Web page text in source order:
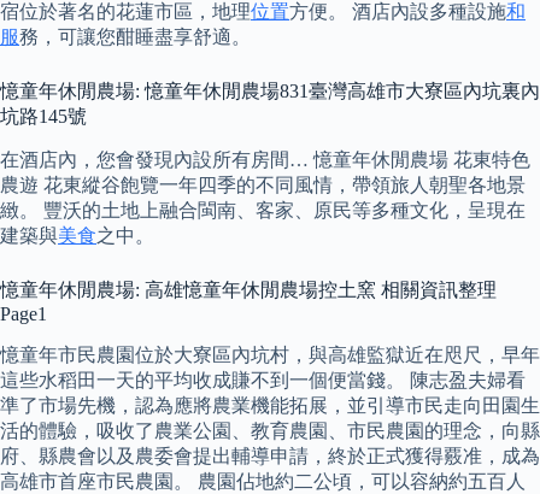
宿位於著名的花蓮市區，地理位置方便。 酒店內設多種設施和
服務，可讓您酣睡盡享舒適。
憶童年休閒農場: 憶童年休閒農場831臺灣高雄市大寮區內坑裏內
坑路145號
在酒店內，您會發現內設所有房間… 憶童年休閒農場 花東特色
農遊 花東縱谷飽覽一年四季的不同風情，帶領旅人朝聖各地景
緻。 豐沃的土地上融合閩南、客家、原民等多種文化，呈現在
建築與美食之中。
憶童年休閒農場: 高雄憶童年休閒農場控土窯 相關資訊整理
Page1
憶童年市民農園位於大寮區內坑村，與高雄監獄近在咫尺，早年
這些水稻田一天的平均收成賺不到一個便當錢。 陳志盈夫婦看
準了市場先機，認為應將農業機能拓展，並引導市民走向田園生
活的體驗，吸收了農業公園、教育農園、市民農園的理念，向縣
府、縣農會以及農委會提出輔導申請，終於正式獲得覈准，成為
高雄市首座市民農園。 農園佔地約二公頃，可以容納約五百人